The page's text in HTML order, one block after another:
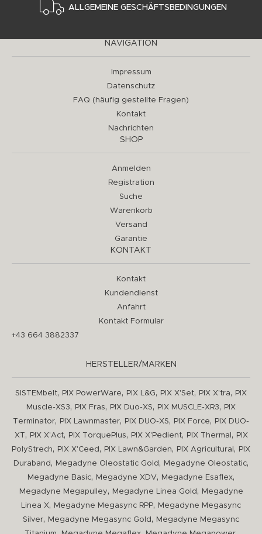
ALLGEMEINE GESCHÄFTSBEDINGUNGEN
NAVIGATION
Impressum
Datenschutz
FAQ (häufig gestellte Fragen)
Kontakt
Nachrichten
SHOP
Anmelden
Registration
Suche
Warenkorb
Versand
Garantie
KONTAKT
Kontakt
Kundendienst
Anfahrt
Kontakt Formular
+43 664 3882337
HERSTELLER/MARKEN
SISTEMbelt, PIX PowerWare, PIX L&G, PIX X'Set, PIX X'tra,
PIX
Muscle-XS3, PIX Fras, PIX Duo-XS, PIX MUSCLE-XR3,
PIX
Terminator, PIX Lawnmaster, PIX DUO-XS, PIX Force,
PIX DUO-
XT, PIX X'Act, PIX TorquePlus, PIX X'Pedient, PIX Thermal ,
PIX
PolyStrech, PIX X'Ceed , PIX Lawn&Garden, PIX Agricultural ,
PIX
Duraband , Megadyne Oleostatic Gold , Megadyne Oleostatic,
Megadyne Basic, Megadyne XDV, Megadyne Esaflex,
Megadyne Megapulley, Megadyne Linea Gold ,
Megadyne
Linea X, Megadyne Megasync RPP,
Megadyne Megasync
Silver, Megadyne Megasync Gold ,
Megadyne Megasync